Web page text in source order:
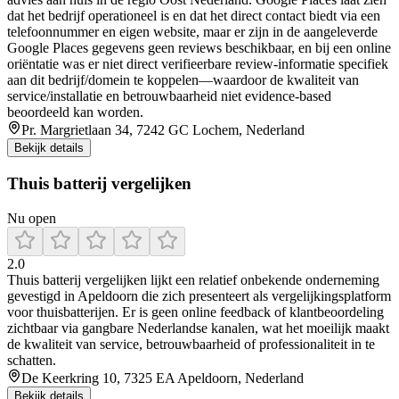
dat het bedrijf operationeel is en dat het direct contact biedt via een
telefoonnummer en eigen website, maar er zijn in de aangeleverde
Google Places gegevens geen reviews beschikbaar, en bij een online
oriëntatie was er niet direct verifieerbare review-informatie specifiek
aan dit bedrijf/domein te koppelen—waardoor de kwaliteit van
service/installatie en betrouwbaarheid niet evidence-based
beoordeeld kan worden.
Pr. Margrietlaan 34, 7242 GC Lochem, Nederland
Bekijk details
Thuis batterij vergelijken
Nu open
2.0
Thuis batterij vergelijken lijkt een relatief onbekende onderneming
gevestigd in Apeldoorn die zich presenteert als vergelijkingsplatform
voor thuisbatterijen. Er is geen online feedback of klantbeoordeling
zichtbaar via gangbare Nederlandse kanalen, wat het moeilijk maakt
de kwaliteit van service, betrouwbaarheid of professionaliteit in te
schatten.
De Keerkring 10, 7325 EA Apeldoorn, Nederland
Bekijk details